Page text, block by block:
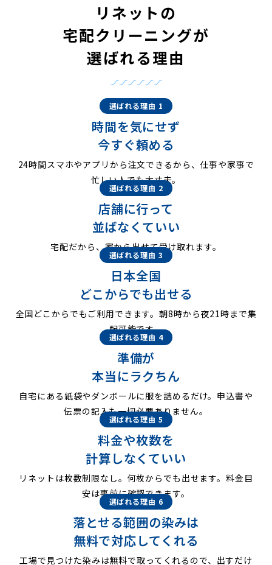
リネットの
宅配クリーニングが
選ばれる理由
選ばれる理由 1
時間を気にせず
今すぐ頼める
24時間スマホやアプリから注文できるから、仕事や家事で
忙しい人でも大丈夫。
選ばれる理由 2
店舗に行って
並ばなくていい
宅配だから、家から出せて受け取れます。
選ばれる理由 3
日本全国
どこからでも出せる
全国どこからでもご利用できます。朝8時から夜21時まで集
配可能です。
選ばれる理由 4
準備が
本当にラクちん
自宅にある紙袋やダンボールに服を詰めるだけ。申込書や
伝票の記入も一切必要ありません。
選ばれる理由 5
料金や枚数を
計算しなくていい
リネットは枚数制限なし。何枚からでも出せます。料金目
安は事前に確認できます。
選ばれる理由 6
落とせる範囲の染みは
無料で対応してくれる
工場で見つけた染みは無料で取ってくれるので、出すだけ